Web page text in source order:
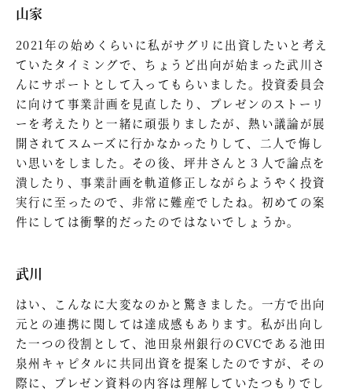
山家
2021年の始めくらいに私がサグリに出資したいと考え
ていたタイミングで、ちょうど出向が始まった武川さ
んにサポートとして入ってもらいました。投資委員会
に向けて事業計画を見直したり、プレゼンのストーリ
ーを考えたりと一緒に頑張りましたが、熱い議論が展
開されてスムーズに行かなかったりして、二人で悔し
い思いをしました。その後、坪井さんと３人で論点を
潰したり、事業計画を軌道修正しながらようやく投資
実行に至ったので、非常に難産でしたね。初めての案
件にしては衝撃的だったのではないでしょうか。
武川
はい、こんなに大変なのかと驚きました。一方で出向
元との連携に関しては達成感もあります。私が出向し
た一つの役割として、池田泉州銀行のCVCである池田
泉州キャピタルに共同出資を提案したのですが、その
際に、プレゼン資料の内容は理解していたつもりでし